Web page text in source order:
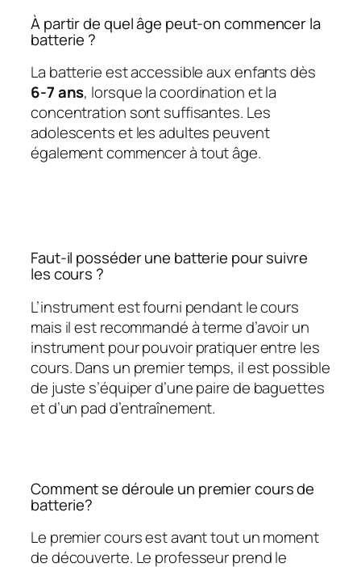
À partir de quel âge peut-on commencer la
batterie ?
La batterie est accessible aux enfants dès
6-7 ans, lorsque la coordination et la
concentration sont suffisantes. Les
adolescents et les adultes peuvent
également commencer à tout âge.
Faut-il posséder une batterie pour suivre
les cours ?
L’instrument est fourni pendant le cours
mais il est recommandé à terme d’avoir un
instrument pour pouvoir pratiquer entre les
cours. Dans un premier temps, il est possible
de juste s’équiper d’une paire de baguettes
et d’un pad d’entraînement.
Comment se déroule un premier cours de
batterie?
Le premier cours est avant tout un moment
de découverte. Le professeur prend le